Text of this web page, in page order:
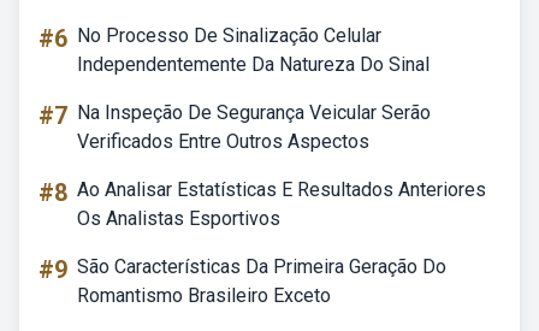
#6 No Processo De Sinalização Celular
Independentemente Da Natureza Do Sinal
#7 Na Inspeção De Segurança Veicular Serão
Verificados Entre Outros Aspectos
#8 Ao Analisar Estatísticas E Resultados Anteriores
Os Analistas Esportivos
#9 São Características Da Primeira Geração Do
Romantismo Brasileiro Exceto